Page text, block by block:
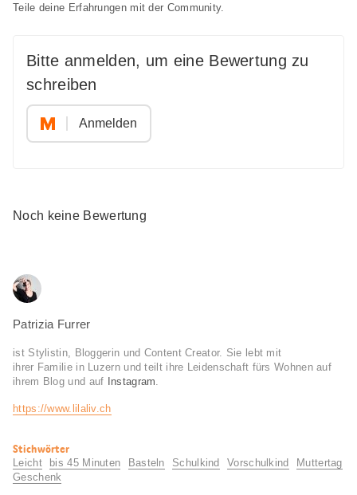
Teile deine Erfahrungen mit der Community.
Bitte anmelden, um eine Bewertung zu
schreiben
Anmelden
Noch keine Bewertung
Patrizia Furrer
ist Stylistin, Bloggerin und Content Creator. Sie lebt mit
ihrer Familie in Luzern und teilt ihre Leidenschaft fürs Wohnen auf
ihrem Blog und auf
Instagram
https://www.lilaliv.ch
Nützliche
Informationen
Stichwörter
Leicht bis 45 Minuten Basteln Schulkind Vorschulkind
Muttertag
Geschenk